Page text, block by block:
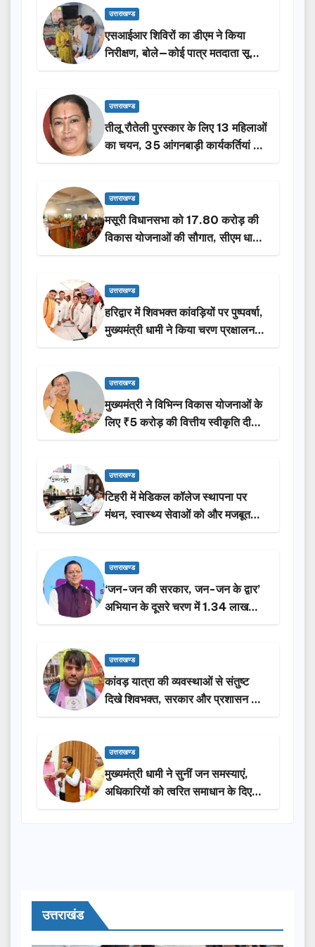
उत्तराखण्ड
एसआईआर शिविरों का डीएम ने किया
निरीक्षण, बोले—कोई पात्र मतदाता सूची
से न छूटे…
उत्तराखण्ड
तीलू रौतेली पुरस्कार के लिए 13 महिलाओं
का चयन, 35 आंगनबाड़ी कार्यकर्तियां भी
होंगी सम्मानित…
उत्तराखण्ड
मसूरी विधानसभा को 17.80 करोड़ की
विकास योजनाओं की सौगात, सीएम धामी
ने किया लोकार्पण-शिलान्यास.
उत्तराखण्ड
हरिद्वार में शिवभक्त कांवड़ियों पर पुष्पवर्षा,
मुख्यमंत्री धामी ने किया चरण प्रक्षालन…
उत्तराखण्ड
मुख्यमंत्री ने विभिन्न विकास योजनाओं के
लिए ₹5 करोड़ की वित्तीय स्वीकृति दी…
उत्तराखण्ड
टिहरी में मेडिकल कॉलेज स्थापना पर
मंथन, स्वास्थ्य सेवाओं को और मजबूत
करेगी सरकार: मुख्यमंत्री धामी…
उत्तराखण्ड
‘जन-जन की सरकार, जन-जन के द्वार’
अभियान के दूसरे चरण में 1.34 लाख
लोगों की भागीदारी…
उत्तराखण्ड
कांवड़ यात्रा की व्यवस्थाओं से संतुष्ट
दिखे शिवभक्त, सरकार और प्रशासन की
सराहना…
उत्तराखण्ड
मुख्यमंत्री धामी ने सुनीं जन समस्याएं,
अधिकारियों को त्वरित समाधान के दिए
निर्देश
उत्तराखंड